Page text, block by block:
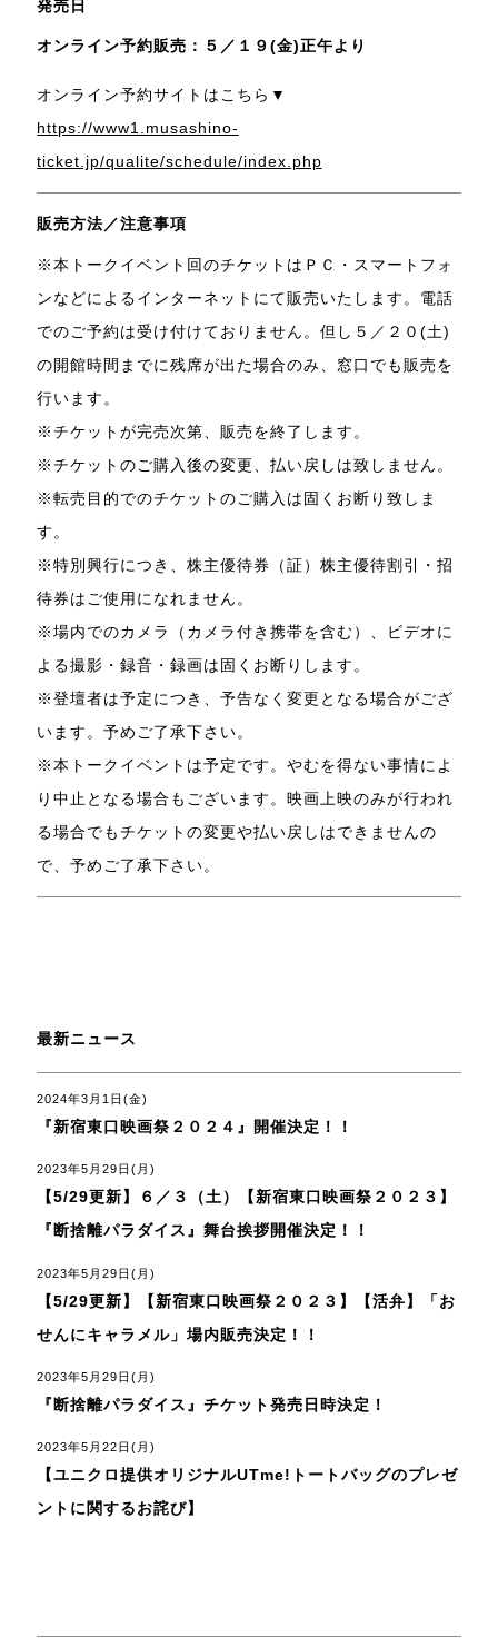
発売日
オンライン予約販売：５／１９(金)正午より
オンライン予約サイトはこちら▼
https://www1.musashino-
ticket.jp/qualite/schedule/index.php
販売方法／注意事項
※本トークイベント回のチケットはＰＣ・スマートフォ
ンなどによるインターネットにて販売いたします。電話
でのご予約は受け付けておりません。但し５／２０(土)
の開館時間までに残席が出た場合のみ、窓口でも販売を
行います。
※チケットが完売次第、販売を終了します。
※チケットのご購入後の変更、払い戻しは致しません。
※転売目的でのチケットのご購入は固くお断り致しま
す。
※特別興行につき、株主優待券（証）株主優待割引・招
待券はご使用になれません。
※場内でのカメラ（カメラ付き携帯を含む）、ビデオに
よる撮影・録音・録画は固くお断りします。
※登壇者は予定につき、予告なく変更となる場合がござ
います。予めご了承下さい。
※本トークイベントは予定です。やむを得ない事情によ
り中止となる場合もございます。映画上映のみが行われ
る場合でもチケットの変更や払い戻しはできませんの
で、予めご了承下さい。
最新ニュース
2024年3月1日(金)
『新宿東口映画祭２０２４』開催決定！！
2023年5月29日(月)
【5/29更新】６／３（土）【新宿東口映画祭２０２３】
『断捨離パラダイス』舞台挨拶開催決定！！
2023年5月29日(月)
【5/29更新】【新宿東口映画祭２０２３】【活弁】「お
せんにキャラメル」場内販売決定！！
2023年5月29日(月)
『断捨離パラダイス』チケット発売日時決定！
2023年5月22日(月)
【ユニクロ提供オリジナルUTme!トートバッグのプレゼ
ントに関するお詫び】